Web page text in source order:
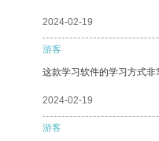
2024-02-19
游客
这款学习软件的学习方式非
2024-02-19
游客